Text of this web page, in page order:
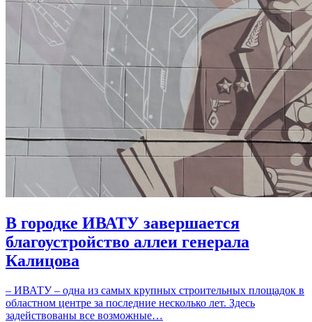
В городке ИВАТУ завершается
благоустройство аллеи генерала
Калицова
– ИВАТУ – одна из самых крупных строительных площадок в
областном центре за последние несколько лет. Здесь
задействованы все возможные…